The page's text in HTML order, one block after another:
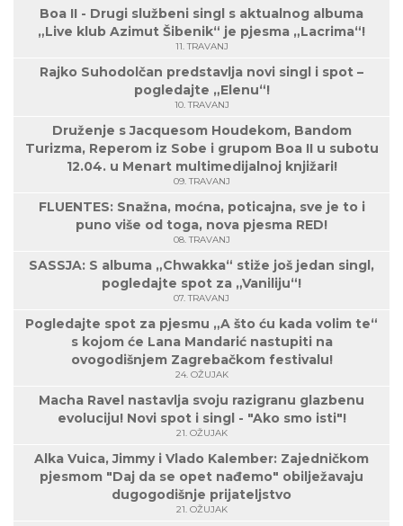
Boa II - Drugi službeni singl s aktualnog albuma
„Live klub Azimut Šibenik“ je pjesma „Lacrima“!
11. TRAVANJ
Rajko Suhodolčan predstavlja novi singl i spot –
pogledajte „Elenu“!
10. TRAVANJ
Druženje s Jacquesom Houdekom, Bandom
Turizma, Reperom iz Sobe i grupom Boa II u subotu
12.04. u Menart multimedijalnoj knjižari!
09. TRAVANJ
FLUENTES: Snažna, moćna, poticajna, sve je to i
puno više od toga, nova pjesma RED!
08. TRAVANJ
SASSJA: S albuma „Chwakka“ stiže još jedan singl,
pogledajte spot za „Vaniliju“!
07. TRAVANJ
Pogledajte spot za pjesmu „A što ću kada volim te“
s kojom će Lana Mandarić nastupiti na
ovogodišnjem Zagrebačkom festivalu!
24. OŽUJAK
Macha Ravel nastavlja svoju razigranu glazbenu
evoluciju! Novi spot i singl - "Ako smo isti"!
21. OŽUJAK
Alka Vuica, Jimmy i Vlado Kalember: Zajedničkom
pjesmom "Daj da se opet nađemo" obilježavaju
dugogodišnje prijateljstvo
21. OŽUJAK